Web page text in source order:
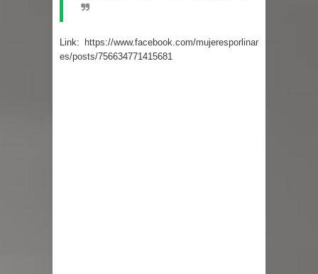
Link:
https://www.facebook.com/mujeresporlinar
es/posts/756634771415681